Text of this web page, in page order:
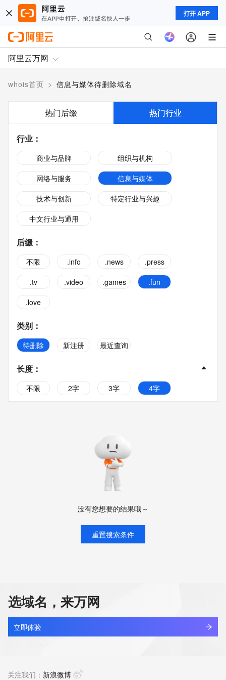
打开 APP
阿里云万网
whois首页 > 信息与媒体待删除域名
热门后缀 热门行业
行业 ：
商业与品牌
组织与机构
网络与服务
信息与媒体
技术与创新
特定行业与兴趣
中文行业与通用
后缀 ：
不限 .info .news
.press
.tv
.video .games
.fun
.love
类别 ：
待删除 新注册 最近查询
长度 ：
不限 2字 3字
4字
没有您想要的结果哦～
重置搜索条件
选域名，来万网
立即体验
关注我们： 新浪微博